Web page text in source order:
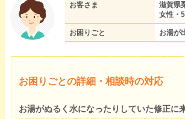
お客さま
滋賀県
女性・
お困りごと お湯が
お困りごとの詳細・相談時の対応
お湯がぬるく水になったりしていた修正に